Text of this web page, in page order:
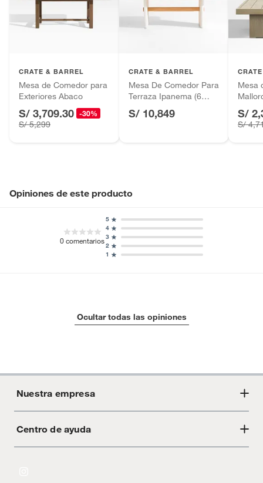
CRATE & BARREL
Mesa de Comedor para
Exteriores Abaco
S/ 3,709.30 -30%
S/ 5,299
CRATE & BARREL
Mesa De Comedor Para
Terraza Ipanema (6
Puestos)
S/ 10,849
Mesa
S/
S/
Opiniones de este producto
0comentarios
1
2
3
4
5
Ocultar todas las opiniones
Nuestra empresa
Acerca de Crate
Centro de ayuda